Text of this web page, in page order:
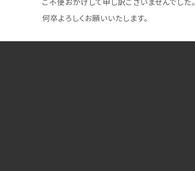
何卒よろしくお願いいたします。